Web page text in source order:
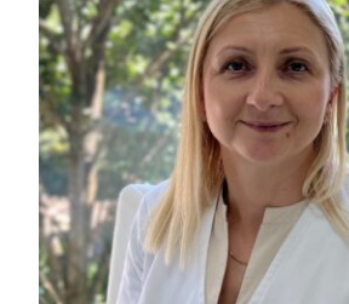
hírek
Kapcsolatok
HU